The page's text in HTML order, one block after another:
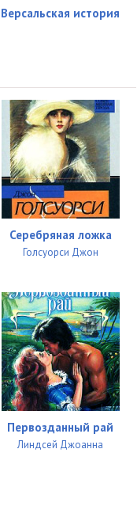
08:20
08:11
08:05
08:05
08:54
08:24
10:04
08:53
08:44
08:13
Версальская история
Серебряная ложка
Голсуорси Джон
Первозданный рай
Линдсей Джоанна